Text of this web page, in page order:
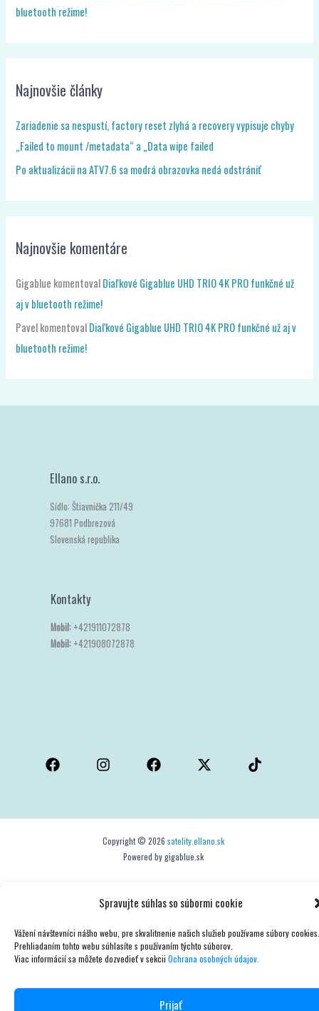
Spravujte súhlas so súbormi cookie
Vážení návštevníci nášho webu, pre skvalitnenie našich služieb používame súbory cookies.
Prehliadaním tohto webu súhlasíte s používaním týchto súborov.
Viac informácií sa môžete dozvedieť v sekcii Ochrana osobných údajov.
Prijať
bluetooth režime!
Najnovšie články
Zariadenie sa nespustí, factory reset zlyhá a recovery vypisuje chyby
„Failed to mount /metadata“ a „Data wipe failed
Po aktualizácii na ATV7.6 sa modrá obrazovka nedá odstrániť
Najnovšie komentáre
Gigablue komentovalDiaľkové Gigablue UHD TRIO 4K PRO funkčné už
aj v bluetooth režime!
PavelkomentovalDiaľkové Gigablue UHD TRIO 4K PRO funkčné už aj v
bluetooth režime!
Ellano s.r.o.
Sídlo: Štiavnička 211/49
97681 Podbrezová
Slovenská republika
Kontakty
Mobil: +421911072878
Mobil: +421908072878
Copyright © 2026 satelity.ellano.sk
Powered by gigablue.sk